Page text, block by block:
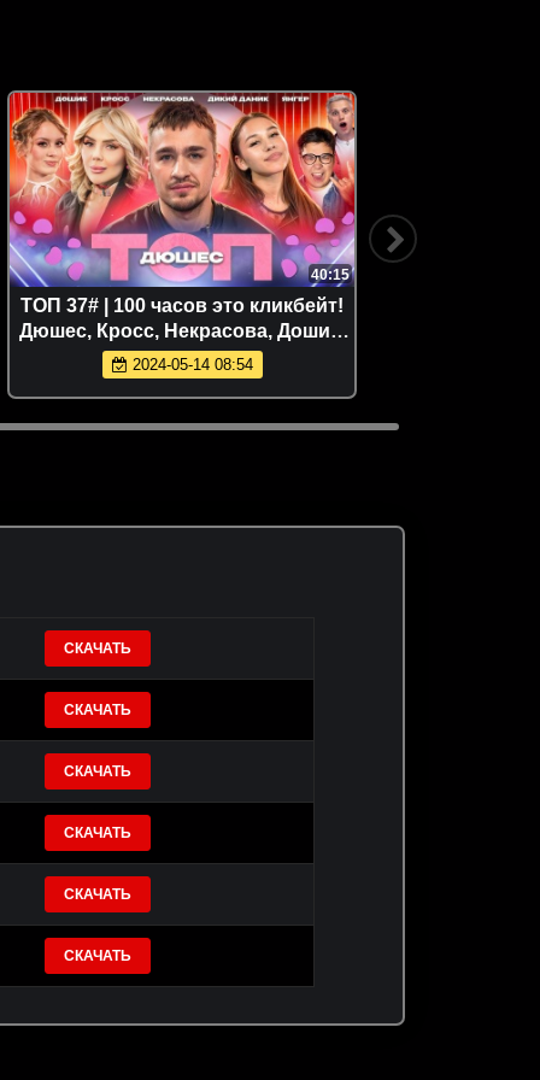
40:15
ТОП 37# | 100 часов это кликбейт!
Дюшес, Кросс, Некрасова, Дошик,
Даник, Янгер и Максим Федотов
2024-05-14 08:54
СКАЧАТЬ
СКАЧАТЬ
СКАЧАТЬ
СКАЧАТЬ
СКАЧАТЬ
СКАЧАТЬ